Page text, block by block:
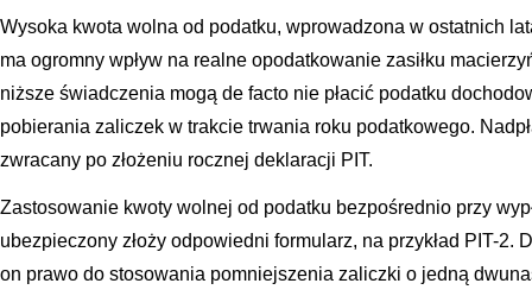
Wysoka kwota wolna od podatku, wprowadzona w ostatnich
ma ogromny wpływ na realne opodatkowanie zasiłku
niższe świadczenia mogą de facto nie płacić podatku
pobierania zaliczek w trakcie trwania roku podatkowego.
zwracany po złożeniu rocznej deklaracji PIT.
Zastosowanie kwoty wolnej od podatku bezpośrednio przy
ubezpieczony złoży odpowiedni formularz, na przykład PIT-2.
on prawo do stosowania pomniejszenia zaliczki o jedną